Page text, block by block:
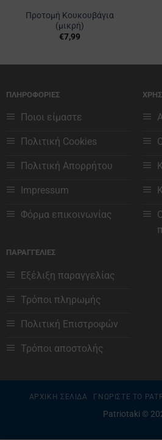
Προτομή Κουκουβάγια
(μικρή)
€7,99
ΠΛΗΡΟΦΟΡΙΕΣ
Ποιοι είμαστε
Πολιτική Cookies
Πολιτική Απορρήτου
Impressum
Φόρμα επικοινωνίας
ΠΑΡΑΓΓΕΛΙΕΣ
Εξέλιξη παραγγελίας
Τρόποι πληρωμής
Πολιτική Επιστροφών
Τρόποι αποστολής
ΑΡΧΙΚΗ ΣΕΛΙΔΑ ΓΝΩΡΙΣΤΕ ΤΟ
Patriotaki ©